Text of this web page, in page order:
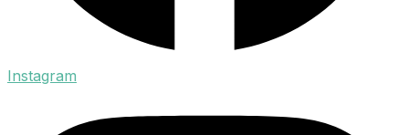
Instagram